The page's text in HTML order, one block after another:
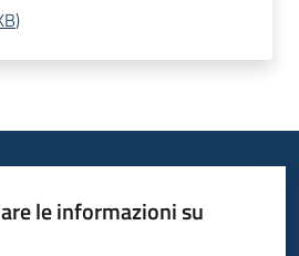
)
le informazioni su